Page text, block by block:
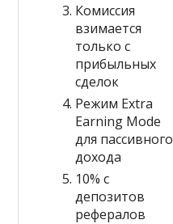
Комиссия
взимается
только с
прибыльных
сделок
Режим Extra
Earning Mode
для пассивного
дохода
10% с
депозитов
рефералов